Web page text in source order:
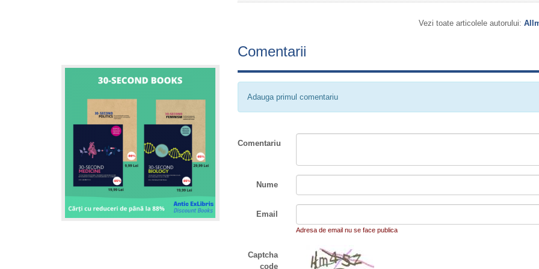
Vezi toate articolele autorului:
Comentarii
Adauga primul comentariu
Comentariu
Nume
Email
Adresa de email nu se face publica
Captcha
code